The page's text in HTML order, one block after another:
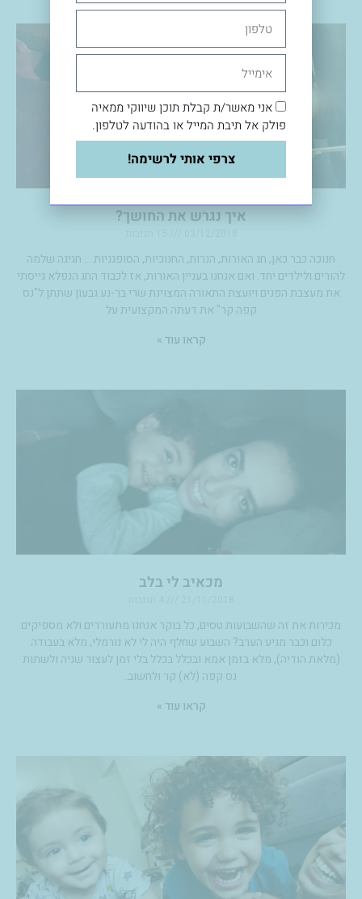
איך נגרש את החושך?
חנוכה כבר כאן, חג האורות, הנרות, החנוכיות, הסופגניות … חגיגה שלמה
להורים ולילדים יחד. ואם אנחנו בעניין האורות, אז לכבוד החג הנפלא גייסתי
את מעצבת הפנים ויועצת התאורה המצוינת שרי בר-נע גבעון שתתן ל"נס
קפה קר" את דעתה המקצועית על
קראו עוד »
מכאיב לי בלב
מכירות את זה שהשבועות טסים, כל בוקר אנחנו מתעוררים ולא מספיקים
כלום וכבר מגיע הערב? השבוע שחלף היה לי לא נורמלי, מלא בעבודה
(מלאת הודיה), מלא בזמן אמא ובכלל בכלל בלי זמן לעצור שניה ולשתות
נס קפה (לא) קר ולחשוב.
קראו עוד »
אני מאשר/ת קבלת תוכן שיווקי ממאיה
פולק אל תיבת המייל או בהודעה לטלפון.
צרפי אותי לרשימה!